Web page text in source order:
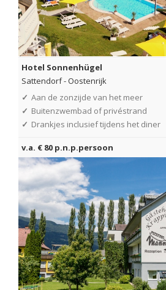
Hotel Sonnenhügel
Sattendorf-Oostenrijk
✓ Aan de zonzijde van het meer
✓ Buitenzwembad of privéstrand
✓ Drankjes inclusief tijdens het diner
v.a. € 80 p.n.p.persoon